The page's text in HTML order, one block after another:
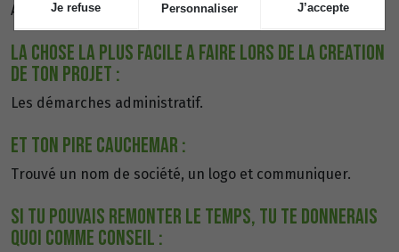
Alministratif.
LA CHOSE LA PLUS FACILE A FAIRE LORS DE LA CREATION
DE TON PROJET :
Les démarches administratif.
ET TON PIRE CAUCHEMAR :
Trouvé un nom de société, un logo et communiquer.
SI TU POUVAIS REMONTER LE TEMPS, TU TE DONNERAIS
QUOI COMME CONSEIL :
Je refuse Personnaliser J’accepte